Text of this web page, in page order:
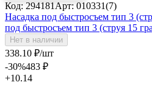
Код: 294181 Арт: 010331(7)
Насадка под быстросъем тип 3
под быстросъем тип 3 (струя 15
Нет в наличии
338.10 ₽/шт
-30%483 ₽
+10.14